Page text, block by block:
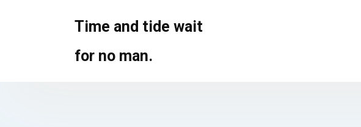
Time and tide wait
for no man.